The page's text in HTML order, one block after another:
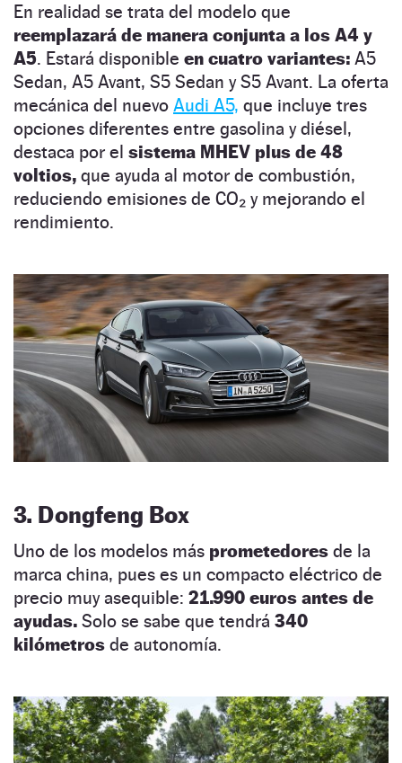
En realidad se trata del modelo que
reemplazará de manera conjunta a los A4 y
A5. Estará disponible en cuatro variantes: A5
Sedan, A5 Avant, S5 Sedan y S5 Avant. La oferta
mecánica del nuevo Audi A5, que incluye tres
opciones diferentes entre gasolina y diésel,
destaca por el sistema MHEV plus de 48
voltios, que ayuda al motor de combustión,
reduciendo emisiones de CO₂ y mejorando el
rendimiento.
3. Dongfeng Box
Uno de los modelos más prometedores de la
marca china, pues es un compacto eléctrico de
precio muy asequible: 21.990 euros antes de
ayudas. Solo se sabe que tendrá 340
kilómetros de autonomía.